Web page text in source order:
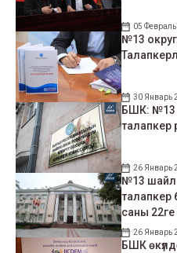
05
№13
30 Январь
БШК: №13
талапкер
26 Январь
№13
талапкер
саны
26 Январь
БШК